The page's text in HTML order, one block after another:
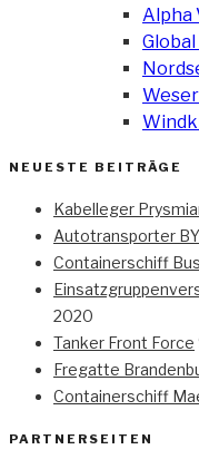
Alpha
NEUESTE BEITRÄGE
Kabelleger
Autotransporter
Containerschiff
2020
Tanker Front Force
Fregatte
Containerschiff
PARTNERSEITEN